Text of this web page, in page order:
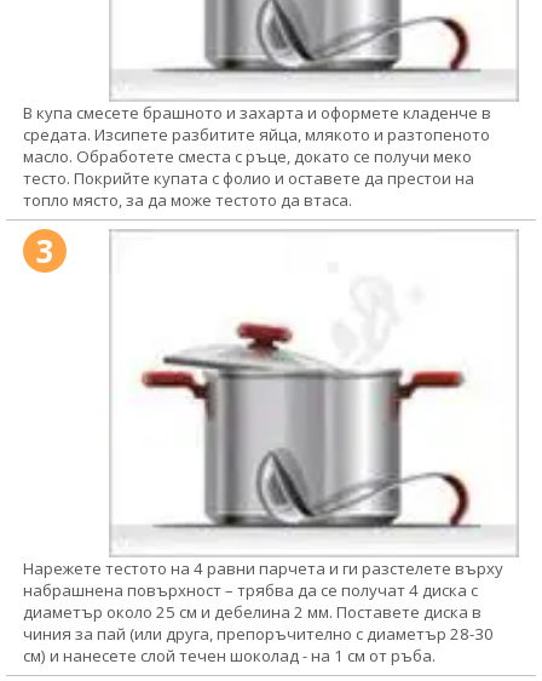
В купа смесете брашното и захарта и оформете кладенче в
средата. Изсипете разбитите яйца, млякото и разтопеното
масло. Обработете сместа с ръце, докато се получи меко
тесто. Покрийте купата с фолио и оставете да престои на
топло място, за да може тестото да втаса.
3
Нарежете тестото на 4 равни парчета и ги разстелете върху
набрашнена повърхност – трябва да се получат 4 диска с
диаметър около 25 см и дебелина 2 мм. Поставете диска в
чиния за пай (или друга, препоръчително с диаметър 28-30
см) и нанесете слой течен шоколад - на 1 см от ръба.